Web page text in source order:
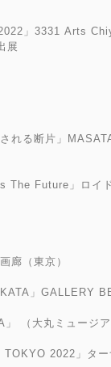
」3331 Arts
展
れる断片」
The Future」ロイ
廊（東京）
」GALLERY
」 （大丸ミュージ
TOKYO 2022」ター